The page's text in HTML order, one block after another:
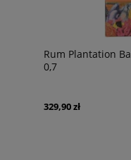
Rum Plantation
0,7
329,90 zł